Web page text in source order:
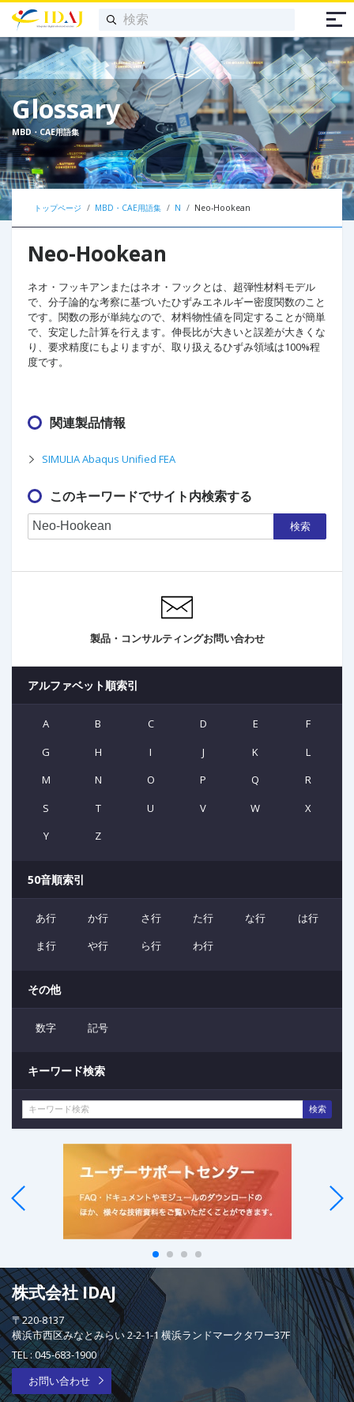
Glossary
MBD・CAE用語集
トップページ MBD・CAE用語集 N Neo-Hookean
Neo-Hookean
ネオ・フッキアンまたはネオ・フックとは、超弾性材料モデル
で、分子論的な考察に基づいたひずみエネルギー密度関数のこと
です。関数の形が単純なので、材料物性値を同定することが簡単
で、安定した計算を行えます。伸長比が大きいと誤差が大きくな
り、要求精度にもよりますが、取り扱えるひずみ領域は100%程
度です。
関連製品情報
SIMULIA Abaqus Unified FEA
このキーワードでサイト内検索する
検索
製品・コンサルティングお問い合わせ
アルファベット順索引
A B C D E
F
G
H I J K
L
M
N O P Q
R
S
T U V W
X
Y
Z
50音順索引
あ行 か行 さ行 た行 な行
は行
ま行
や行 ら行 わ行
その他
数字 記号
キーワード検索
検索
株式会社 IDAJ
〒220-8137
横浜市西区みなとみらい 2-2-1-1 横浜ランドマークタワー37F
TEL :045-683-1900
お問い合わせ